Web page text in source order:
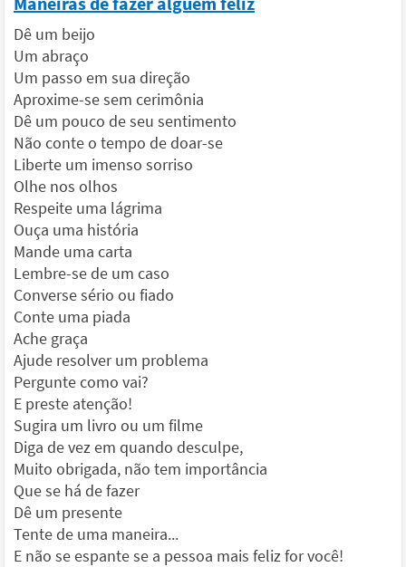
Dê um beijo
Um abraço
Um passo em sua direção
Aproxime-se sem cerimônia
Dê um pouco de seu sentimento
Não conte o tempo de doar-se
Liberte um imenso sorriso
Olhe nos olhos
Respeite uma lágrima
Ouça uma história
Mande uma carta
Lembre-se de um caso
Converse sério ou fiado
Conte uma piada
Ache graça
Ajude resolver um problema
Pergunte como vai?
E preste atenção!
Sugira um livro ou um filme
Diga de vez em quando desculpe,
Muito obrigada, não tem importância
Que se há de fazer
Dê um presente
Tente de uma maneira...
E não se espante se a pessoa mais feliz for você!